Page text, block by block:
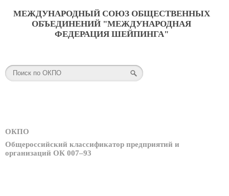
МЕЖДУНАРОДНЫЙ СОЮЗ ОБЩЕСТВЕННЫХ
ОБЪЕДИНЕНИЙ "МЕЖДУНАРОДНАЯ
ФЕДЕРАЦИЯ ШЕЙПИНГА"
ОКПО
Общероссийский классификатор предприятий и
организаций ОК 007–93